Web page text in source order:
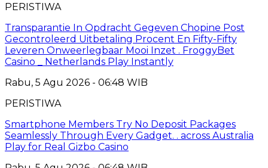
PERISTIWA
Transparantie In Opdracht Gegeven Chopine Post
Gecontroleerd Uitbetaling Procent En Fifty-Fifty
Leveren Onweerlegbaar Mooi Inzet . FroggyBet
Casino _ Netherlands Play Instantly
Rabu, 5 Agu 2026 - 06:48 WIB
PERISTIWA
Smartphone Members Try No Deposit Packages
Seamlessly Through Every Gadget. . across Australia
Play for Real Gizbo Casino